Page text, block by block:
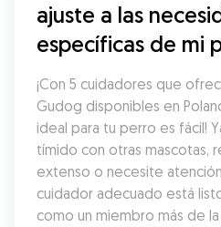
ajuste a las
específicas de mi
¡Con 5 cuidadores que
Gudog disponibles en
ideal para tu perro es fácil!
tímido con otras mascotas,
extenso o necesite
cuidador adecuado está
como un miembro más de la